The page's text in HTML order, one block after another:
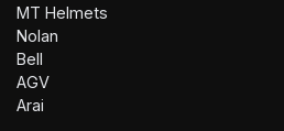
MT Helmets
Nolan
Bell
AGV
Arai